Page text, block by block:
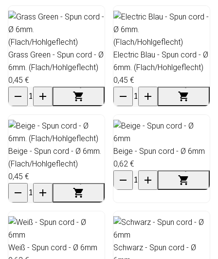
Grass Green - Spun cord - Ø
6mm. (Flach/Hohlgeflecht)
0,45 €
Electric Blau - Spun cord - Ø
6mm. (Flach/Hohlgeflecht)
0,45 €
Beige - Spun cord - Ø 6mm.
(Flach/Hohlgeflecht)
0,45 €
Beige - Spun cord - Ø 6mm
0,62 €
Weiß - Spun cord - Ø 6mm
Schwarz - Spun cord - Ø